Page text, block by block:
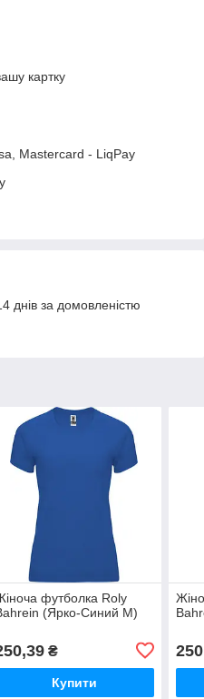
картку
Mastercard - LiqPay
днів за домовленістю
футболка Roly
(Ярко-Синий M)
₴
Купити